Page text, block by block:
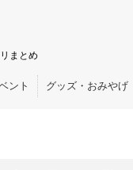
まとめ
ント グッズ・おみやげ